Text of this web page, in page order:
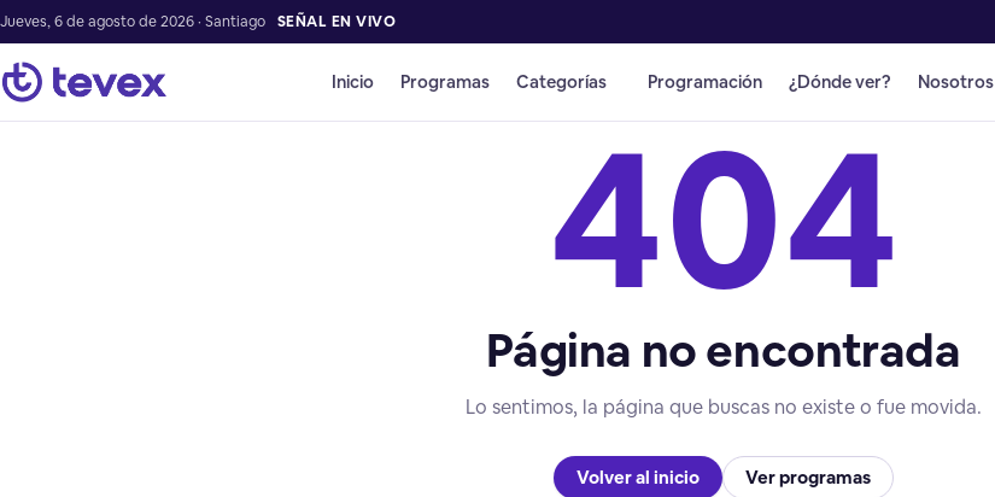
Jueves, 6 de agosto de 2026 · Santiago SEÑAL EN VIVO
Inicio Programas Categorías Programación ¿Dónde ver? Nosotros
404
Página no encontrada
Lo sentimos, la página que buscas no existe o fue movida.
Volver al inicio Ver programas